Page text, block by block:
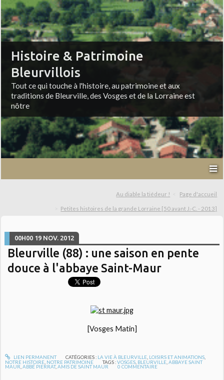
Histoire & Patrimoine
Bleurvillois
Tout ce qui touche à l'histoire, au patrimoine et aux
traditions de Bleurville, des Vosges et de la Lorraine est
nôtre
Au diable la tiédeur ! Page d'accueil
Petites histoires de la grande Lorraine [50 avant J.-C. - 2013]
00H00 19 NOV. 2012
Bleurville (88) : une saison en pente
douce à l'abbaye Saint-Maur
[Vosges Matin]
LIEN PERMANENT CATÉGORIES : LA VIE À BLEURVILLE, LOISIRS ET ANIMATIONS,
NOTRE HISTOIRE NOTRE PATRIMOINE TAGS :VOSGES BLEURVILLE ,ABBAYE SAINT
MAUR ,ABBÉ PIERRAT,AMIS DE SAINT MAUR 0 COMMENTAIRE